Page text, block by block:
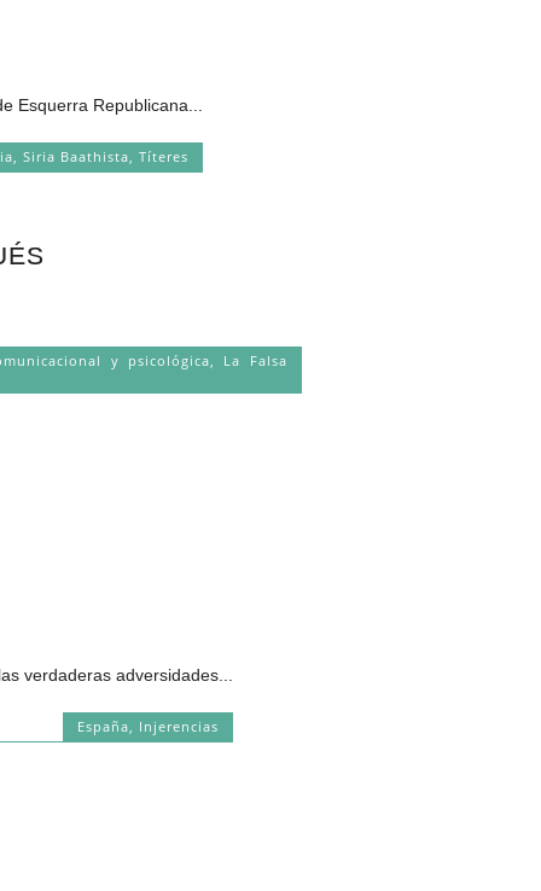
Republicana...
,Siria Baathista,Títeres
y psicológica, La Falsa
verdaderas adversidades...
España Injerencias